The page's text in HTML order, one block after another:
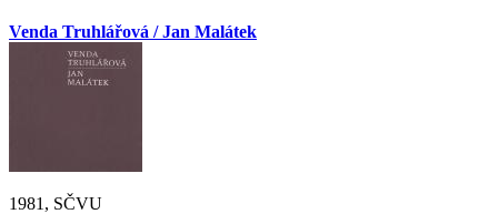
Venda Truhlářová / Jan Malátek
1981, SČVU